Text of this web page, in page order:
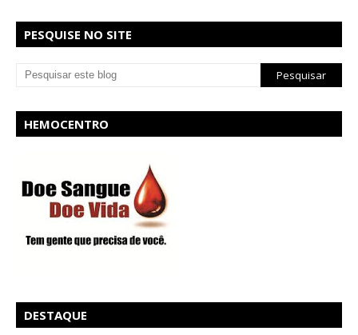
PESQUISE NO SITE
HEMOCENTRO
DESTAQUE